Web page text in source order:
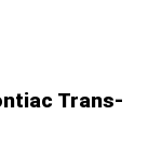
Trans-